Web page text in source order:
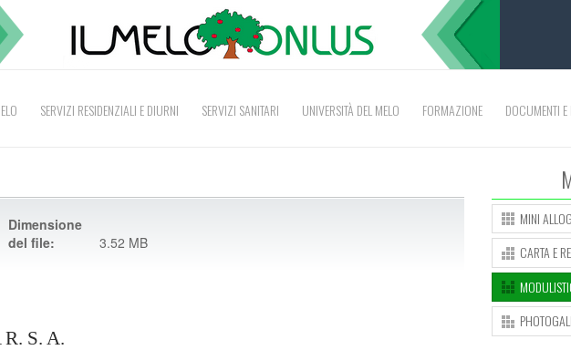
SERVIZI RESIDENZIALI E DIURNI SERVIZI SANITARI UNIVERSITÀ DEL MELO FORMAZIONE DOCUMENTI
Dimensione
del file:
3.52 MB
S. A.
MINI
CARTA E